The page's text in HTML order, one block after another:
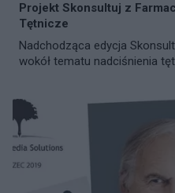
Projekt Skonsultuj z
Tętnicze
Nadchodząca edycja
wokół tematu nadciśnienia